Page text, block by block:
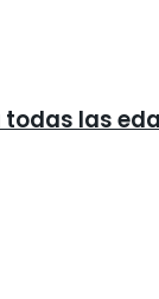
todas las